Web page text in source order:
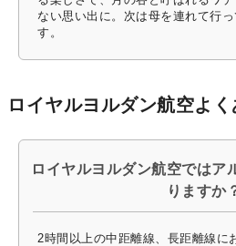
ない思い出に。次は母を連れて行
す。
ロイヤルヨルダン航空よく
ロイヤルヨルダン航空ではア
りますか
2時間以上の中距離線、長距離線に